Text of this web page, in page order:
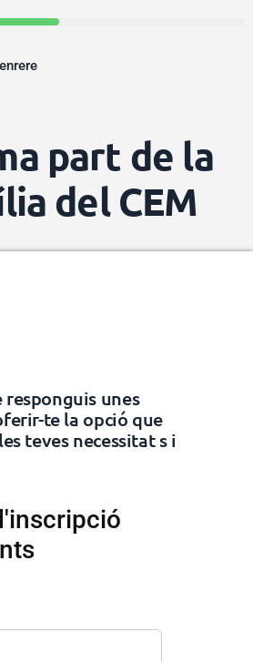
part de la
del CEM
responguis unes
te la opció que
teves necessitat s i